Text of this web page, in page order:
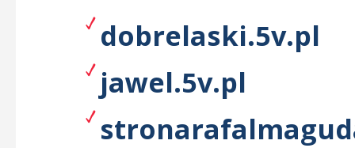
dobrelaski.5v.pl
jawel.5v.pl